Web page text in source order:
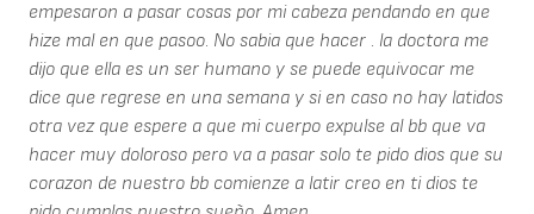
empesaron a pasar cosas por mi cabeza pendando en que
hize mal en que pasoo. No sabia que hacer . la doctora me
dijo que ella es un ser humano y se puede equivocar me
dice que regrese en una semana y si en caso no hay latidos
otra vez que espere a que mi cuerpo expulse al bb que va
hacer muy doloroso pero va a pasar solo te pido dios que su
corazon de nuestro bb comienze a latir creo en ti dios te